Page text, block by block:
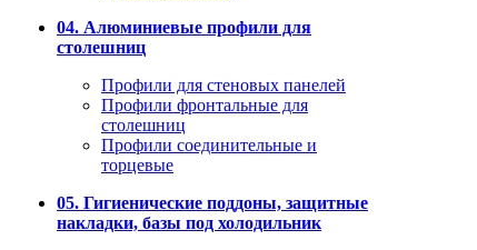
04. Алюминиевые профили для
столешниц
Профили для стеновых панелей
Профили фронтальные для
столешниц
Профили соединительные и
торцевые
05. Гигиенические поддоны, защитные
накладки, базы под холодильник